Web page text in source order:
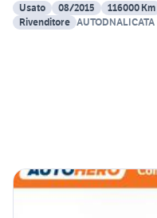
Usato
08/2015 116000 Km
Rivenditore AUTODNALICATA